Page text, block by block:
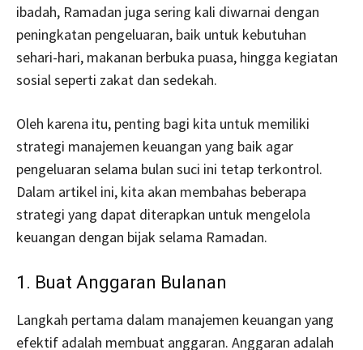
ibadah, Ramadan juga sering kali diwarnai dengan
peningkatan pengeluaran, baik untuk kebutuhan
sehari-hari, makanan berbuka puasa, hingga kegiatan
sosial seperti zakat dan sedekah.
Oleh karena itu, penting bagi kita untuk memiliki
strategi manajemen keuangan yang baik agar
pengeluaran selama bulan suci ini tetap terkontrol.
Dalam artikel ini, kita akan membahas beberapa
strategi yang dapat diterapkan untuk mengelola
keuangan dengan bijak selama Ramadan.
1. Buat Anggaran Bulanan
Langkah pertama dalam manajemen keuangan yang
efektif adalah membuat anggaran. Anggaran adalah